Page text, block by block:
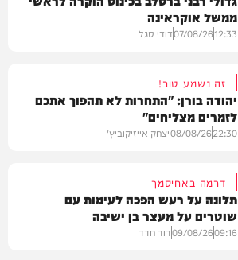
ממשל אוקראינה
12:33
07/08/26דודי סגל
זה נשמע טוב!
יהודה בורן: "התחרות לא תהפוך אתכם
לזמרים מצליחים"
22:30
08/08/26יצחק אייזיקוביץ'
דרמה באחיסמך
תלונה על רעש הפכה לעימות עם
שוטרים על מעצר בן ישיבה
09:16
09/08/26דוד חדד